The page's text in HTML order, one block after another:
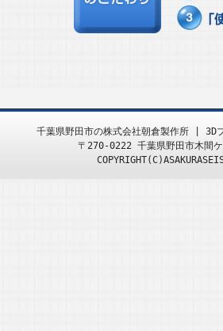
千葉県野田市の株式会社朝倉製作所 | 3D
〒270-0222 千葉県野田市木